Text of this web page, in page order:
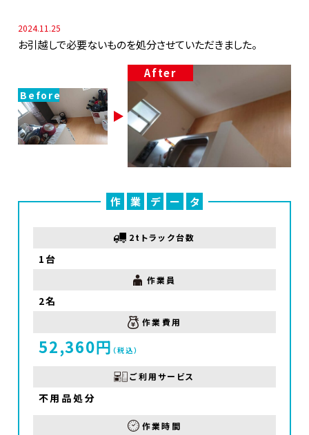
2024.11.25
お引越しで必要ないものを処分させていただきました。
作 業 デ ー タ
2tトラック台数
1台
作業員
2名
作業費用
52,360円 （税込）
ご利用サービス
不用品処分
作業時間